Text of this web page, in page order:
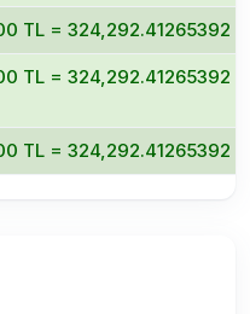
TL = 324,292.41265392
TL = 324,292.41265392
TL = 324,292.41265392